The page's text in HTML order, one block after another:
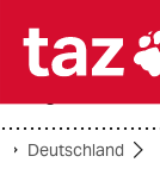
Deutschland